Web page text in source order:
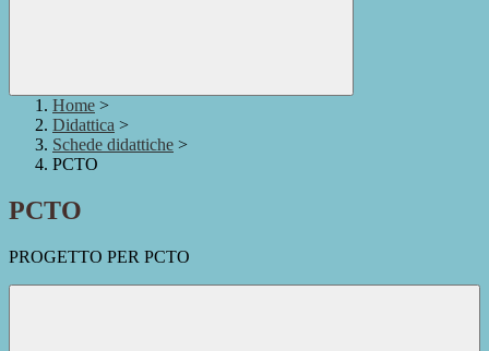
Home >
Didattica >
Schede didattiche >
PCTO
PCTO
PROGETTO PER PCTO